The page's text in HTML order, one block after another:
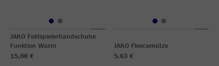
JAKO Feldspielerhandschuhe
Funktion Warm
15,00 €
JAKO Fleecemütze
5,63 €